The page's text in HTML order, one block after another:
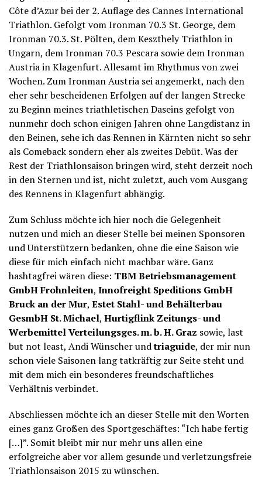
Côte d’Azur bei der 2. Auflage des Cannes International
Triathlon. Gefolgt vom Ironman 70.3 St. George, dem
Ironman 70.3. St. Pölten, dem Keszthely Triathlon in
Ungarn, dem Ironman 70.3 Pescara sowie dem Ironman
Austria in Klagenfurt. Allesamt im Rhythmus von zwei
Wochen. Zum Ironman Austria sei angemerkt, nach den
eher sehr bescheidenen Erfolgen auf der langen Strecke
zu Beginn meines triathletischen Daseins gefolgt von
nunmehr doch schon einigen Jahren ohne Langdistanz in
den Beinen, sehe ich das Rennen in Kärnten nicht so sehr
als Comeback sondern eher als zweites Debüt. Was der
Rest der Triathlonsaison bringen wird, steht derzeit noch
in den Sternen und ist, nicht zuletzt, auch vom Ausgang
des Rennens in Klagenfurt abhängig.
Zum Schluss möchte ich hier noch die Gelegenheit
nutzen und mich an dieser Stelle bei meinen Sponsoren
und Unterstützern bedanken, ohne die eine Saison wie
diese für mich einfach nicht machbar wäre. Ganz
hashtagfrei wären diese: TBM Betriebsmanagement
GmbH Frohnleiten, Innofreight Speditions GmbH
Bruck an der Mur, Estet Stahl- und Behälterbau
GesmbH St. Michael, Hurtigflink Zeitungs- und
Werbemittel Verteilungsges. m. b. H. Graz sowie, last
but not least, Andi Wünscher undtriaguide, der mir nun
schon viele Saisonen lang tatkräftig zur Seite steht und
mit dem mich ein besonderes freundschaftliches
Verhältnis verbindet.
Abschliessen möchte ich an dieser Stelle mit den Worten
eines ganz Großen des Sportgeschäftes: “Ich habe fertig
[…]”. Somit bleibt mir nur mehr uns allen eine
erfolgreiche aber vor allem gesunde und verletzungsfreie
Triathlonsaison 2015 zu wünschen.